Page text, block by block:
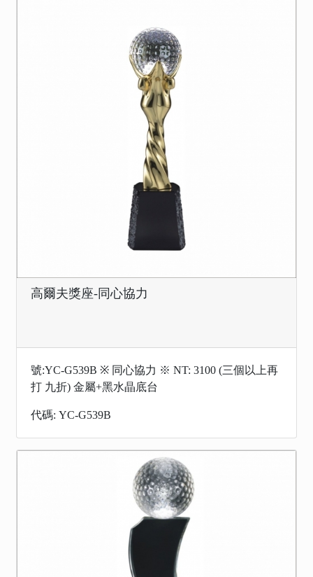
高爾夫獎座-同心協力
號:YC-G539B ※ 同心協力 ※ NT: 3100 (三個以上再
打 九折) 金屬+黑水晶底台
代碼: YC-G539B